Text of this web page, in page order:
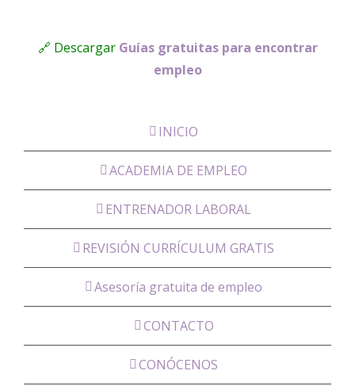
🔗 Descargar Guías gratuitas para encontrar
empleo
INICIO
ACADEMIA DE EMPLEO
ENTRENADOR LABORAL
REVISIÓN CURRÍCULUM GRATIS
Asesoría gratuita de empleo
CONTACTO
CONÓCENOS